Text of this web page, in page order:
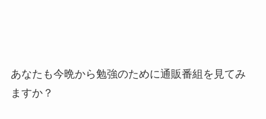
あなたも今晩から勉強のために通販番組を見てみ
ますか？